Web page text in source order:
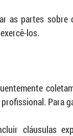
as partes sobre
los.
Para
cláusulas